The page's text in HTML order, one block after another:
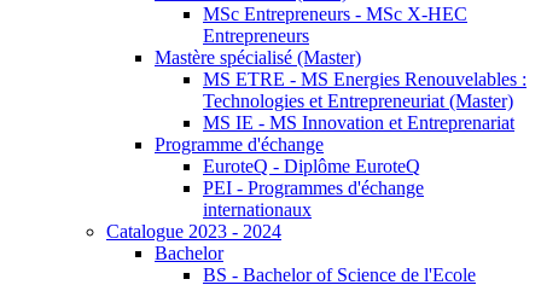
MSc Entrepreneurs - MSc X-HEC
Entrepreneurs
Mastère spécialisé (Master)
MS ETRE - MS Energies Renouvelables :
Technologies et Entrepreneuriat (Master)
MS IE - MS Innovation et Entreprenariat
Programme d'échange
EuroteQ - Diplôme EuroteQ
PEI - Programmes d'échange
internationaux
Catalogue 2023 - 2024
Bachelor
BS - Bachelor of Science de l'Ecole